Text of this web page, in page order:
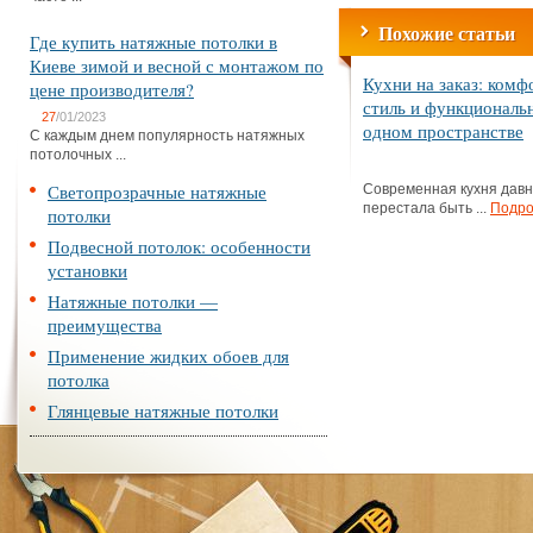
Где купить натяжные потолки в
Киеве зимой и весной с монтажом по
цене производителя?
27/01/2023
С каждым днем популярность натяжных
потолочных ...
Светопрозрачные натяжные
потолки
Подвесной потолок: особенности
установки
Натяжные потолки —
преимущества
Применение жидких обоев для
потолка
Глянцевые натяжные потолки
Похожие статьи
Кухни на заказ:
стиль и
одном пространстве
Современная кухня
перестала быть ...